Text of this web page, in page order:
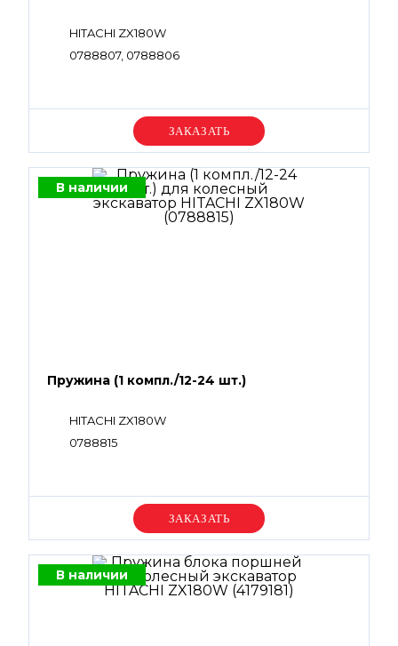
HITACHI ZX180W
0788807, 0788806
Уточняйте цену
В наличии
Пружина (1 компл./12-24 шт.)
HITACHI ZX180W
0788815
Уточняйте цену
В наличии